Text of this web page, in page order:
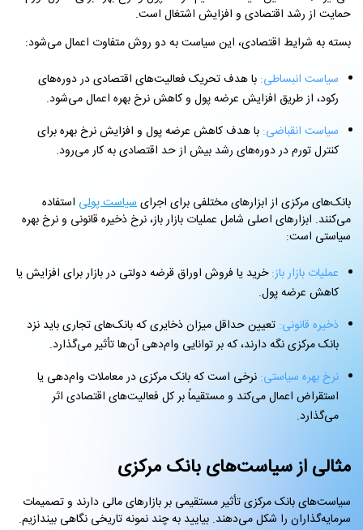
حمایت از رشد اقتصادی و افزایش اشتغال است.
بسته به شرایط اقتصادی، این سیاست به دو روش متفاوت اعمال می‌شود:
سیاست انبساطی: با هدف تحریک فعالیت‌های اقتصادی در دوره‌های
رکود، از طریق افزایش عرضه پول و کاهش نرخ بهره اعمال می‌شود.
سیاست انقباضی: با هدف کاهش عرضه پول و افزایش نرخ بهره برای
کنترل تورم در دوره‌های رشد بیش از حد اقتصادی به کار می‌رود.
بانک‌های مرکزی از ابزارهای مختلفی برای اجرایسیاست پولی استفاده
می‌کنند. ابزارهای اصلی شامل عملیات بازار باز، نرخ ذخیره قانونی و نرخ بهره
سیاستی است:
عملیات بازار باز:خرید یا فروش اوراق قرضه دولتی در بازار برای افزایش یا
کاهش عرضه پول.
ذخیره قانونی: تعیین حداقل میزان ذخایری که بانک‌های تجاری باید نزد
بانک مرکزی نگه دارند، که بر توانایی وام‌دهی آن‌ها تأثیر می‌گذارد.
نرخ بهره سیاستی: نرخی است که بانک مرکزی در معاملات وام‌دهی یا
استقراض اعمال می‌کند و مستقیماً بر کل فعالیت‌های اقتصادی اثر
می‌گذارد.
مثالی از سیاست‌های بانک مرکزی
سیاست‌های بانک مرکزی تأثیر مستقیمی بر بازارهای مالی دارند و تصمیمات
سرمایه‌گذاران را شکل می‌دهند. بیایید به چند نمونه تاریخی نگاهی بیندازیم.